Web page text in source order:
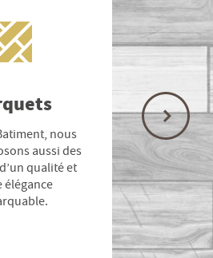
nous
aussi des
qualité et
élégance